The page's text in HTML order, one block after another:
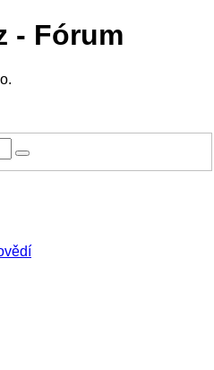
- Fórum